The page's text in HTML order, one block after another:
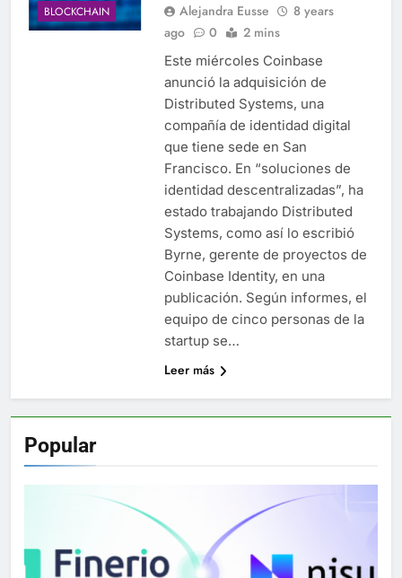
BLOCKCHAIN Alejandra Eusse
8 years
ago
0 2 mins
Este miércoles Coinbase
anunció la adquisición de
Distributed Systems, una
compañía de identidad digital
que tiene sede en San
Francisco. En “soluciones de
identidad descentralizadas”, ha
estado trabajando Distributed
Systems, como así lo escribió
Byrne, gerente de proyectos de
Coinbase Identity, en una
publicación. Según informes, el
equipo de cinco personas de la
startup se…
Leer más
Popular